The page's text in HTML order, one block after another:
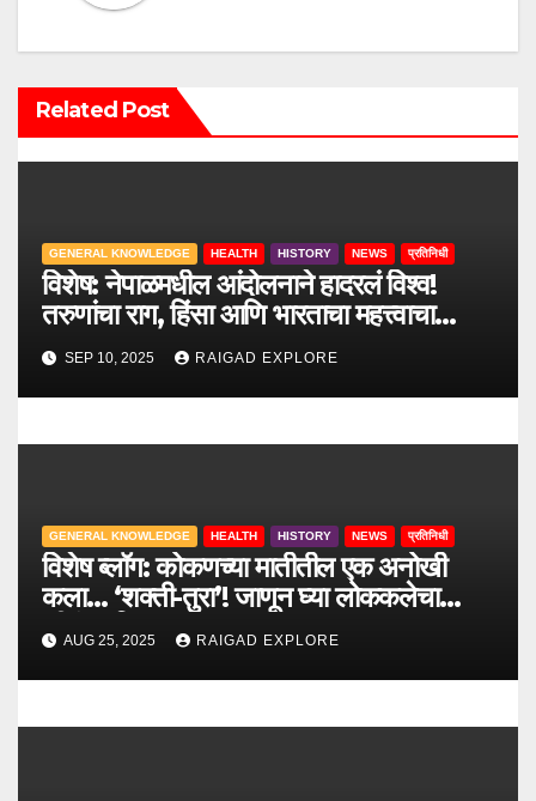
i
g
a
i
o
n
Related Post
GENERAL KNOWLEDGE HEALTH HISTORY NEWS प्रतिनिधी
विशेष: नेपाळमधील आंदोलनाने हादरलं विश्व!
तरुणांचा राग, हिंसा आणि भारताचा महत्त्वाचा
सल्ला.
SEP 10, 2025 RAIGAD EXPLORE
GENERAL KNOWLEDGE HEALTH HISTORY NEWS प्रतिनिधी
विशेष ब्लॉग: कोकणच्या मातीतील एक अनोखी
कला… ‘शक्ती-तुरा’! जाणून घ्या लोककलेचा
जीवंत इतिहास.
AUG 25, 2025 RAIGAD EXPLORE